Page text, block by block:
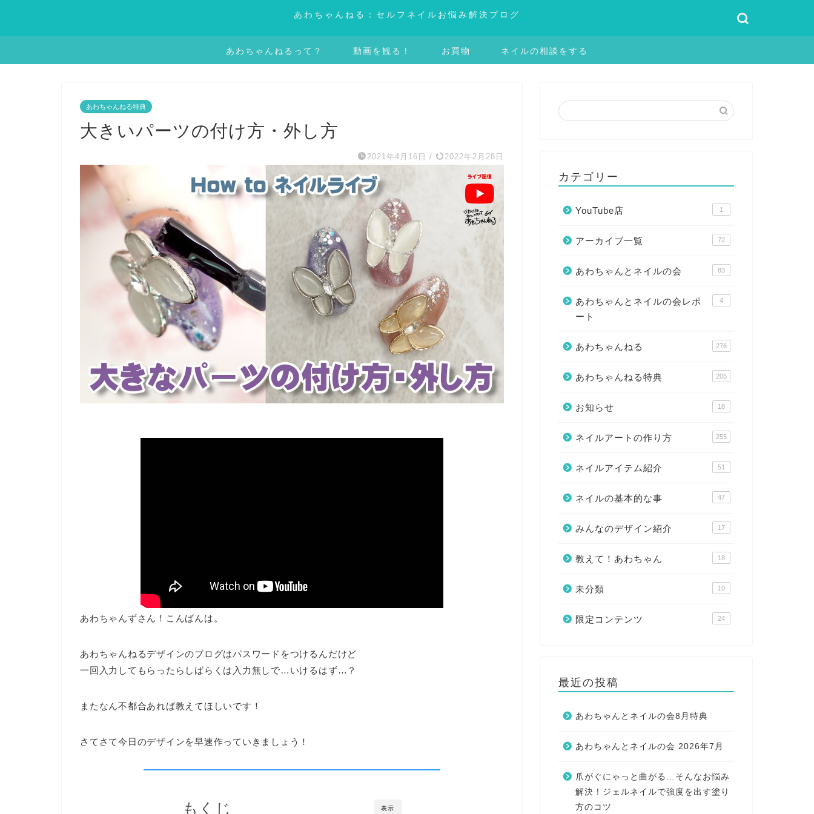
あわちゃんねる：セルフネイルお悩み解決ブログ
あわちゃんねるって？ 動画を観る！ お買物 ネイルの相談をする
あわちゃんねる特典
大きいパーツの付け方・外し方
2021年4月16日 / 2022年2月28日
あわちゃんずさん！こんばんは。
あわちゃんねるデザインのブログはパスワードをつけるんだけど
一回入力してもらったらしばらくは入力無しで…いけるはず…？
またなん不都合あれば教えてほしいです！
さてさて今日のデザインを早速作っていきましょう！
表示
もくじ
カテゴリー
YouTube店 1
アーカイブ一覧 72
あわちゃんとネイルの会 83
あわちゃんとネイルの会レポ
ート
4
あわちゃんねる 276
あわちゃんねる特典 205
お知らせ 18
ネイルアートの作り方 255
ネイルアイテム紹介 51
ネイルの基本的な事 47
みんなのデザイン紹介 17
教えて！あわちゃん 18
未分類 10
限定コンテンツ 24
最近の投稿
あわちゃんとネイルの会8月特典
あわちゃんとネイルの会 2026年7月
爪がぐにゃっと曲がる…そんなお悩み
解決！ジェルネイルで強度を出す塗り
方のコツ